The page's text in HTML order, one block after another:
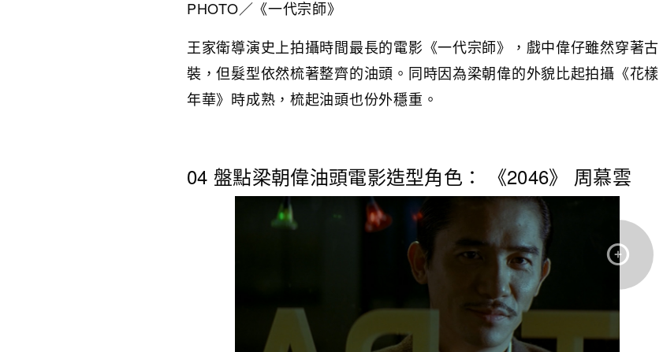
PHOTO／ 《一代宗師》
王家衛導演史上拍攝時間最長的電影《一代宗師》，戲中偉仔雖然穿著古
裝，但髮型依然梳著整齊的油頭。同時因為梁朝偉的外貌比起拍攝《花樣
年華》時成熟，梳起油頭也份外穩重。
04 盤點梁朝偉油頭電影造型角色： 《2046》 周慕雲